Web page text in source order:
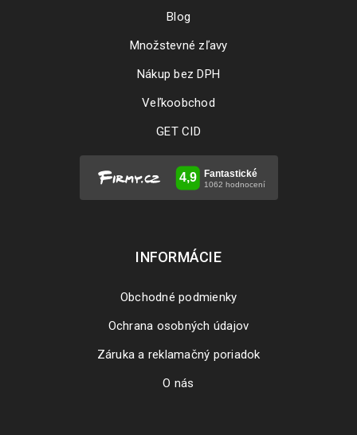
Blog
Množstevné zľavy
Nákup bez DPH
Veľkoobchod
GET CID
INFORMÁCIE
Obchodné podmienky
Ochrana osobných údajov
Záruka a reklamačný poriadok
O nás